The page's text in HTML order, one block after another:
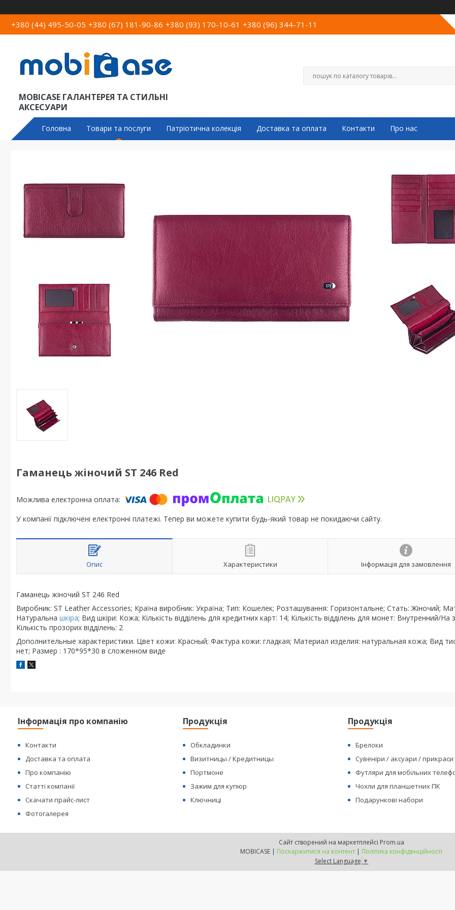
+380 (44) 495-50-05 +380 (67) 181-90-86 +380 (93) 170-10-61 +380 (96) 344-71-11
MOBICASE ГАЛАНТЕРЕЯ ТА СТИЛЬНІ
АКСЕСУАРИ
Головна Товари та послуги Патріотична колекція Доставка та оплата Контакти Про нас
Гаманець жіночий ST 246 Red
У компанії підключені електронні платежі. Тепер ви можете купити будь-який товар не покидаючи сайту.
Опис Характеристики Інформація для замовлення
Гаманець жіночий ST 246 Red
Виробник: ST Leather Accessories; Країна виробник: Україна; Тип: Кошелек; Розташування: Горизонтальне; Стать: Жіночий;
Натуральна шкіра; Вид шкіри: Кожа; Кількість відділень для кредитних карт: 14; Кількість відділень для монет: Внутренний/На
Кількість прозорих відділень: 2
Дополнительные характеристики. Цвет кожи: Красный; Фактура кожи: гладкая; Материал изделия: натуральная кожа; Вид
нет; Размер : 170*95*30 в сложенном виде
Інформація про компанію
Контакти
Доставка та оплата
Про компанію
Статті компанії
Скачати прайс-лист
Фотогалерея
Продукція
Обкладинки
Визитницы / Кредитницы
Портмоне
Зажим для купюр
Ключниці
Продукція
Брелоки
Сувеніри / аксуари / прикраси
Футляри для мобільних
Чохли для планшетних ПК
Подарункові набори
Сайт створений на маркетплейсі Prom.ua
MOBICASE | Поскаржитися на контент | Політика конфіденційності
Select Language ▼